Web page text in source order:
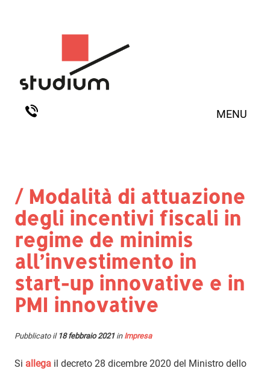
MENU
/ Modalità di attuazione
degli incentivi fiscali in
regime de minimis
all’investimento in
start-up innovative e in
PMI innovative
Pubblicato il 18 febbraio 2021in Impresa
Si allega il decreto 28 dicembre 2020 del Ministro dello